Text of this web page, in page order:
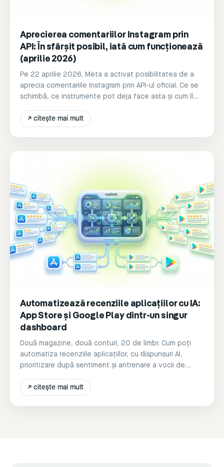
Aprecierea comentariilor Instagram prin
API: În sfârșit posibil, iată cum funcționează
(aprilie 2026)
Pe 22 aprilie 2026, Meta a activat posibilitatea de a
aprecia comentariile Instagram prin API-ul oficial. Ce se
schimbă, ce instrumente pot deja face asta și cum îl
↗ citește mai mult
Automatizează recenziile aplicațiilor cu IA:
App Store și Google Play dintr-un singur
dashboard
Două magazine, două conturi, 20 de limbi: Cum poți
automatiza recenziile aplicațiilor, cu răspunsuri AI,
prioritizare după sentiment și antrenare a vocii de
↗ citește mai mult